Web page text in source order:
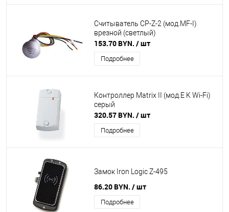
Считыватель CP-Z-2 (мод.MF-I)
врезной (светлый)
153.70 BYN. / шт
Подробнее
Контроллер Matrix II (мод.E K Wi-Fi)
серый
320.57 BYN. / шт
Подробнее
Замок Iron Logic Z-495
86.20 BYN. / шт
Подробнее